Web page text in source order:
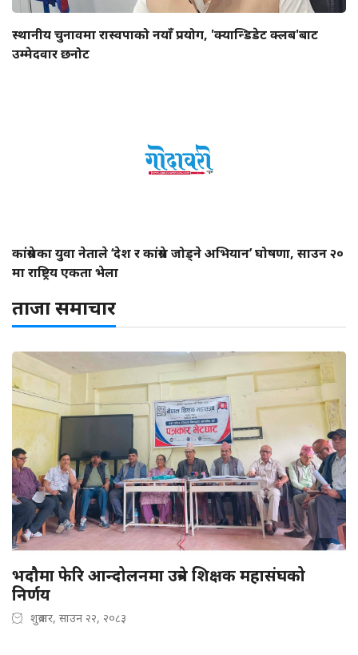
स्थानीय चुनावमा रास्वपाको नयाँ प्रयोग, 'क्यान्डिडेट क्लब'बाट
उम्मेदवार छनोट
कांग्रेसका युवा नेताले ‘देश र कांग्रेस जोड्ने अभियान’ घोषणा, साउन २०
मा राष्ट्रिय एकता भेला
ताजा समाचार
भदौमा फेरि आन्दोलनमा उत्रने शिक्षक महासंघको
निर्णय
शुक्रबार, साउन २२, २०८३